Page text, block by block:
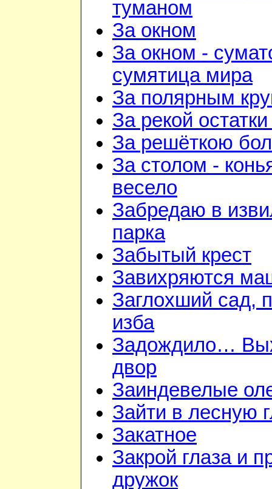
туманом
За окном
За окном -
сумятица мира
За полярным
За рекой
За решёткою
За столом -
весело
Забредаю в
парка
Забытый крест
Завихряются
Заглохший сад,
изба
Задождило…
двор
Заиндевелые
Зайти в лесную
Закатное
Закрой глаза и
дружок